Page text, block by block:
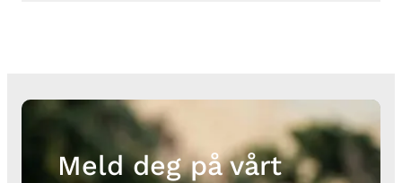
Meld deg på vårt